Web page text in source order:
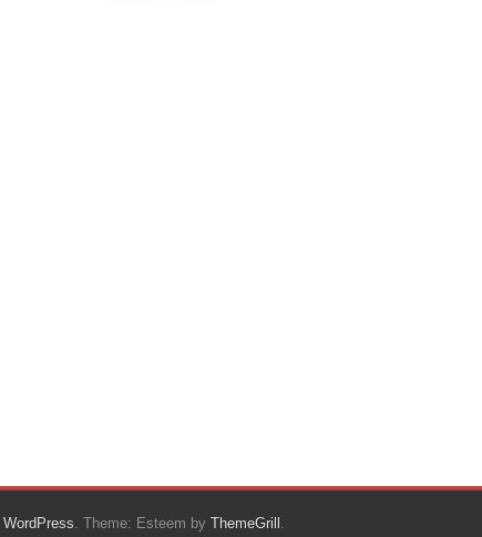
WordPress. Theme: Esteem by ThemeGrill .